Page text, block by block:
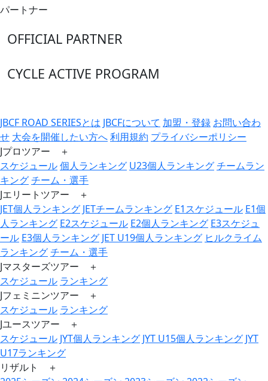
パートナー
OFFICIAL PARTNER
CYCLE ACTIVE PROGRAM
JBCF ROAD SERIESとは JBCFについて 加盟・登録 お問い合わ
せ 大会を開催したい方へ利用規約 プライバシーポリシー
Jプロツアー ＋
スケジュール個人ランキング U23個人ランキングチームラン
キングチーム・選手
Jエリートツアー ＋
JET個人ランキング JETチームランキング E1スケジュール E1個
人ランキング E2スケジュール E2個人ランキング E3スケジュ
ール E3個人ランキング JET U19個人ランキング ヒルクライム
ランキングチーム・選手
Jマスターズツアー ＋
スケジュール ランキング
Jフェミニンツアー ＋
スケジュール ランキング
Jユースツアー ＋
スケジュール JYT個人ランキング JYT U15個人ランキング JYT
U17ランキング
リザルト ＋